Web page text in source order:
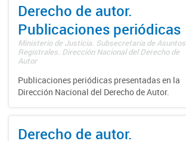
Derecho de autor.
Publicaciones periódicas
Ministerio de Justicia. Subsecretaría de Asuntos
Registrales. Dirección Nacional del Derecho de
Autor
Publicaciones periódicas presentadas en la
Dirección Nacional del Derecho de Autor.
Derecho de autor.